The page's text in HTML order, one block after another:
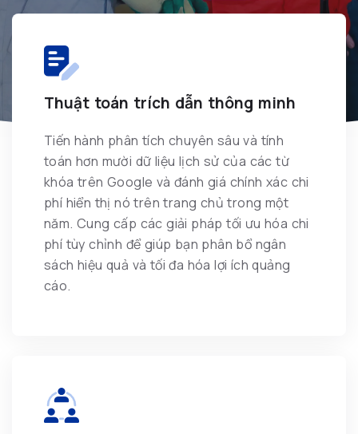
Thuật toán trích dẫn thông minh
Tiến hành phân tích chuyên sâu và tính
toán hơn mười dữ liệu lịch sử của các từ
khóa trên Google và đánh giá chính xác chi
phí hiển thị nó trên trang chủ trong một
năm. Cung cấp các giải pháp tối ưu hóa chi
phí tùy chỉnh để giúp bạn phân bổ ngân
sách hiệu quả và tối đa hóa lợi ích quảng
cáo.